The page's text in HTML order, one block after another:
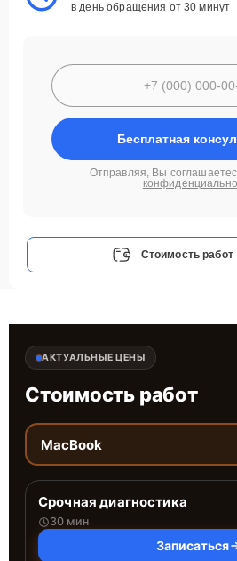
в день обращения от 30 минут
Бесплатная
Отправляя, Вы
Стоимость работ
АКТУАЛЬНЫЕ ЦЕНЫ
Стоимость работ
MacBook
Срочная диагностика
30 мин
Записаться